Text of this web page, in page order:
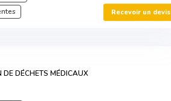
Recevoir un devis
DE DÉCHETS MÉDICAUX